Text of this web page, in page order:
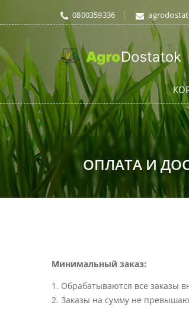
0800359336
ОПЛАТА И
Минимальный заказ:
Обрабатываются все заказы
Заказы на сумму не